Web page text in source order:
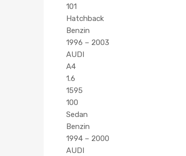
101
Hatchback
Benzin
1996 – 2003
AUDI
A4
1.6
1595
100
Sedan
Benzin
1994 – 2000
AUDI